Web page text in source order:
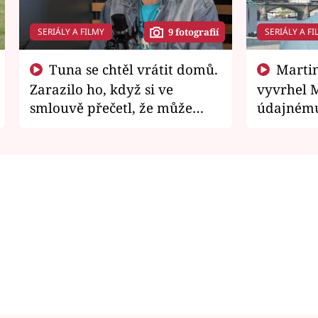
SERIÁLY A FILMY 9 fotografií
Zarazilo ho, když si ve
smlouvě přečetl, že může
SERIÁLY A
vyvrhel